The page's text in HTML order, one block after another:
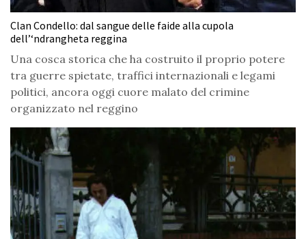
Clan Condello: dal sangue delle faide alla cupola
dell’‘ndrangheta reggina
Una cosca storica che ha costruito il proprio potere
tra guerre spietate, traffici internazionali e legami
politici, ancora oggi cuore malato del crimine
organizzato nel reggino